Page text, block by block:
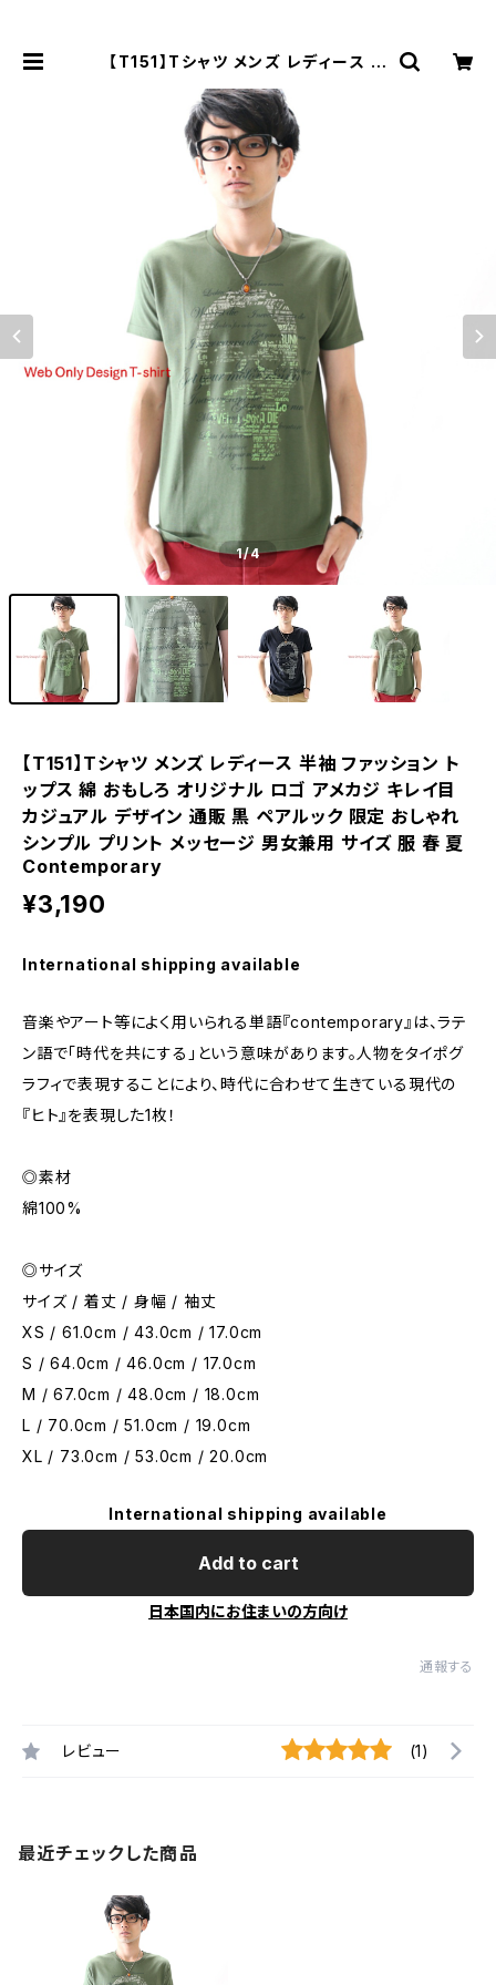
【T151】Tシャツ メンズ レディース 半
オリジナル ロゴ アメカジ キレイ目 カ
ジュアル デザイン 通販 黒 ペアルック
限定 おしゃれ シンプル プリント メッ
セージ 男女兼用 サイズ 服 春 夏 Co
ntemporary | Tシャツ通販 mi-21
5.
1/4
【T151】Tシャツ メンズ レディース 半袖 ファッション ト
ップス 綿 おもしろ オリジナル ロゴ アメカジ キレイ目
カジュアル デザイン 通販 黒 ペアルック 限定 おしゃれ
シンプル プリント メッセージ 男女兼用 サイズ 服 春 夏
Contemporary
¥3,190
International shipping available
音楽やアート等によく用いられる単語『contemporary』は、ラテ
ン語で「時代を共にする」という意味があります。人物をタイポグ
ラフィで表現することにより、時代に合わせて生きている現代の
『ヒト』を表現した1枚！
◎素材
綿100%
◎サイズ
サイズ / 着丈 / 身幅 / 袖丈
XS / 61.0cm / 43.0cm / 17.0cm
S / 64.0cm / 46.0cm / 17.0cm
M / 67.0cm / 48.0cm / 18.0cm
L / 70.0cm / 51.0cm / 19.0cm
XL / 73.0cm / 53.0cm / 20.0cm
International shipping available
Add to cart
日本国内にお住まいの方向け
通報する
レビュー (1)
最近チェックした商品